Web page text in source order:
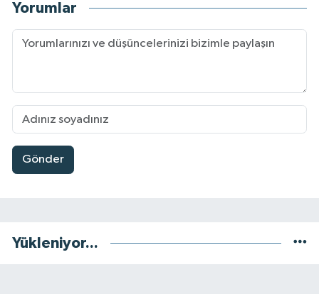
Yorumlar
Gönder
Yükleniyor...